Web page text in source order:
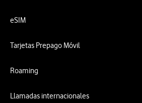
eSIM
Tarjetas Prepago Móvil
Roaming
Llamadas internacionales